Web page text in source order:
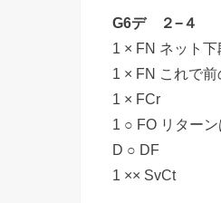
G6デ ２−４
1 × FN ネット下
1 × FN これで
1 × FCr
1 ○ FO リター
D ○ DF
1 ×× SvCt